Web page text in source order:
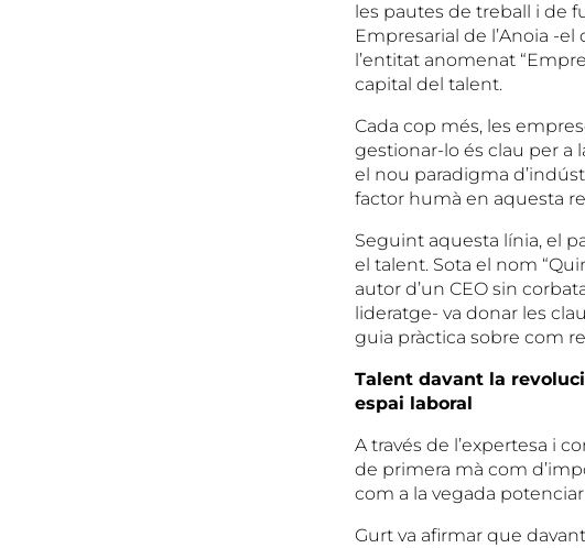
les pautes de treball i de
Empresarial de l’Anoia -
l’entitat anomenat
capital del talent.
Cada cop més, les
gestionar-lo és clau per a
el nou paradigma
factor humà en aquesta
Seguint aquesta línia, el
el talent. Sota el nom
autor d’un CEO sin
lideratge- va donar les
guia pràctica sobre com
Talent davant la
espai laboral
A través de l’expertesa i
de primera mà com
com a la vegada
Gurt va afirmar que